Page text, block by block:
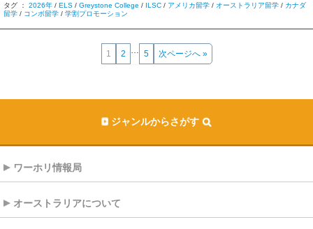
タグ ： 2026年 / ELS / Greystone College / ILSC / アメリカ留学 / オーストラリア留学 / カナダ
留学 / コンボ留学 / 学割プロモーション
1 2 5 次ページへ »
ジャンルからさがす
ワーホリ情報局
オーストラリアについて